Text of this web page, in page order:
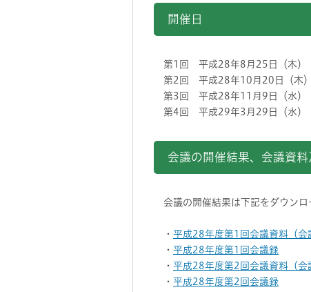
開催日
第1回 平成28年8月25日（木）
第2回 平成28年10月20日（木）
第3回 平成28年11月9日（水）
第4回 平成29年3月29日（水）
会議の開催結果、会議資
会議の開催結果は下記をダウンロ
・ 平成28年度第1回会議資料（会
・ 平成28年度第1回会議録
・ 平成28年度第2回会議資料（会
・ 平成28年度第2回会議録